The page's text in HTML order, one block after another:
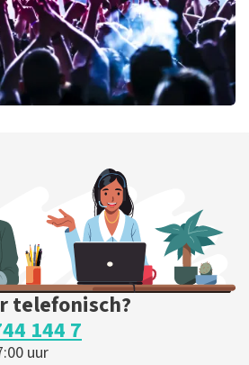
telefonisch?
144 7
uur